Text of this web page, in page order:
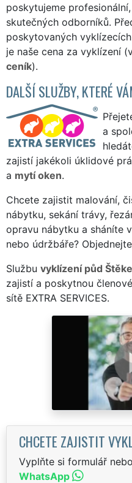
poskytujeme
skutečných odborníků.
poskytovaných
je naše cena za vyklízení
ceník).
DALŠÍ SLUŽBY, KTERÉ
a
zajistí jakékoli úklidové
a mytí oken.
Chcete zajistit malování,
nábytku, sekání trávy,
opravu nábytku a sháníte
nebo údržbáře?
Službu vyklízení půd
zajistí a poskytnou
sítě EXTRA SERVICES.
CHCETE ZAJISTIT
Vyplňte si formulář
WhatsApp